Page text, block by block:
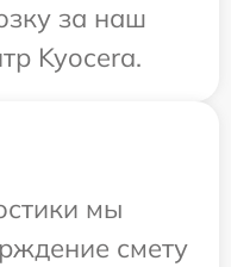
за наш
Kyocera.
мы
смету